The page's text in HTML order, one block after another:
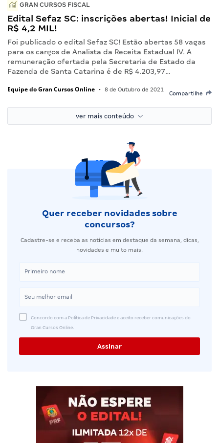
GRAN CURSOS FISCAL
Edital Sefaz SC: inscrições abertas! Inicial de
R$ 4,2 MIL!
Foi publicado o edital Sefaz SC! Estão abertas 58 vagas
para os cargos de Analista da Receita Estadual IV. A
remuneração ofertada pela Secretaria de Estado da
Fazenda de Santa Catarina é de R$ 4.203,97…
Equipe do Gran Cursos Online • 8 de Outubro de 2021
Compartilhe
ver mais conteúdo
Quer receber novidades sobre
concursos?
Cadastre-se e receba as notícias em destaque da semana, dicas,
novidades e muito mais.
Concordo com a Política de Privacidade e aceito receber comunicações do
Gran Cursos Online.